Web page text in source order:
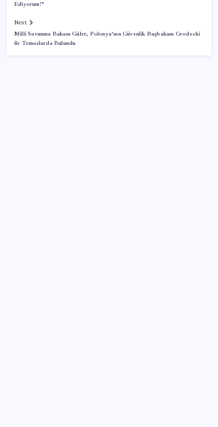
Ediyorum!”
Next
Milli Savunma Bakanı Güler, Polonya’nın Güvenlik Başbakanı Grodecki
ile Temaslarda Bulundu